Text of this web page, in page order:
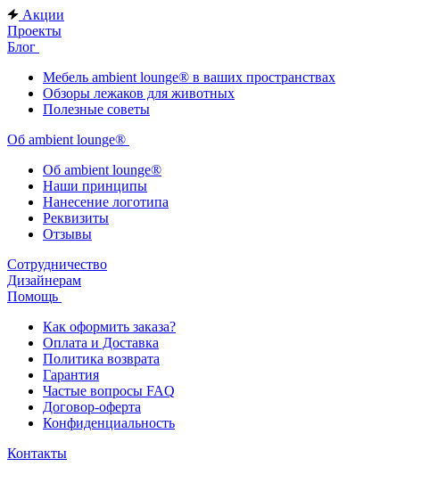
Акции
Проекты
Блог
Мебель ambient lounge® в ваших пространствах
Обзоры лежаков для животных
Полезные советы
Об ambient lounge®
Oб ambient lounge®
Наши принципы
Нанесение логотипа
Реквизиты
Отзывы
Сотрудничество
Дизайнерам
Помощь
Как оформить заказа?
Оплата и Доставка
Политика возврата
Гарантия
Частые вопросы FAQ
Договор-оферта
Конфиденциальность
Контакты